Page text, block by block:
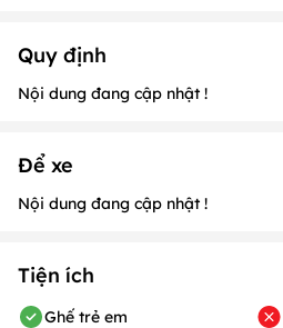
Quy định
Nội dung đang cập nhật !
Để xe
Nội dung đang cập nhật !
Tiện ích
Ghế trẻ em